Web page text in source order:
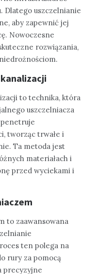
Dlatego uszczelnianie
aby zapewnić jej
Nowoczesne
rozwiązania,
to technika, która
uszczelniacza
tworząc trwałe i
Ta metoda jest
materiałach i
przed wyciekami i
to zaawansowana
ten polega na
rury za pomocą
precyzyjne